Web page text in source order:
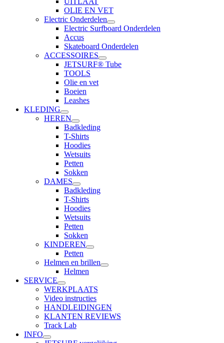
OLIE EN VET
Electric Onderdelen
Electric Surfboard Onderdelen
Accus
Skateboard Onderdelen
ACCESSOIRES
JETSURF® Tube
TOOLS
Olie en vet
Boeien
Leashes
KLEDING
HEREN
Badkleding
T-Shirts
Hoodies
Wetsuits
Petten
Sokken
DAMES
Badkleding
T-Shirts
Hoodies
Wetsuits
Petten
Sokken
KINDEREN
Petten
Helmen en brillen
Helmen
SERVICE
WERKPLAATS
Video instructies
HANDLEIDINGEN
KLANTEN REVIEWS
Track Lab
INFO